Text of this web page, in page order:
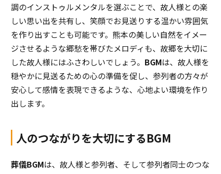
調のインストゥルメンタルを選ぶことで、故人様との楽
しい思い出を共有し、笑顔でお見送りする温かい雰囲気
を作り出すことも可能です。熊本の美しい自然をイメー
ジさせるような郷愁を帯びたメロディも、故郷を大切に
した故人様にはふさわしいでしょう。 BGMは、故人様を
穏やかに見送るための心の準備を促し、参列者の方々が
安心して感情を表現できるような、心地よい環境を作り
出します。
人のつながりを大切にするBGM
葬儀BGMは、故人様と参列者、そして参列者同士のつな